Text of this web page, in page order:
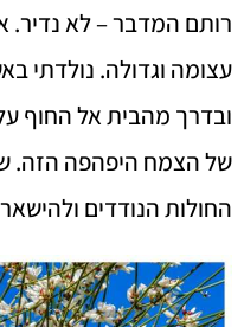
רותם המדבר – לא נדיר.
עצומה וגדולה. נולדתי
ובדרך מהבית אל החוף
של הצמח היפהפה הזה.
החולות הנודדים